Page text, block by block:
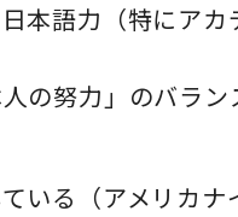
本語力（特にア
の努力」のバラン
いる（アメリカナ